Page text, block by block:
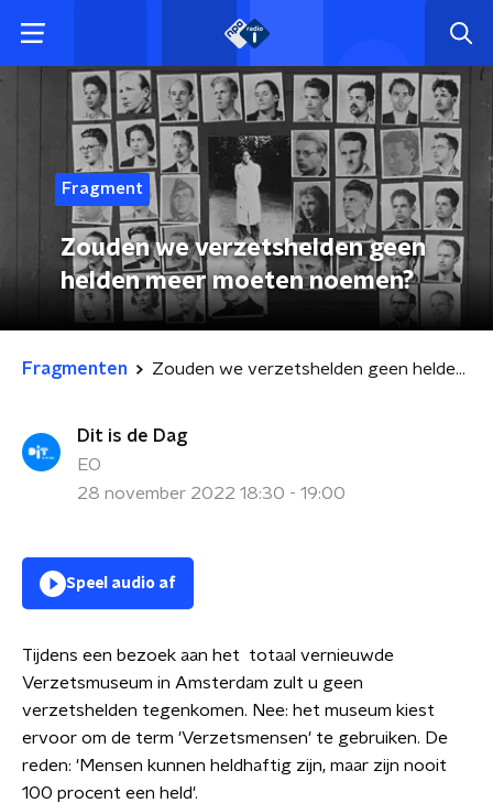
Fragment
Zouden we verzetshelden geen
helden meer moeten noemen?
Fragmenten Zouden we verzetshelden geen helden meer moeten noemen?
Dit is de Dag
EO
28 november 2022 18:30 - 19:00
Speel audio af
Tijdens een bezoek aan het totaal vernieuwde
Verzetsmuseum in Amsterdam zult u geen
verzetshelden tegenkomen. Nee: het museum kiest
ervoor om de term 'Verzetsmensen' te gebruiken. De
reden: 'Mensen kunnen heldhaftig zijn, maar zijn nooit
100 procent een held'.